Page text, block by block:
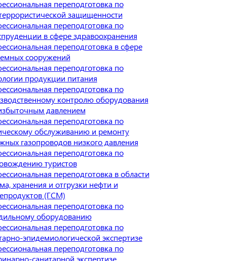
переподготовка по
защищенности
переподготовка по
в сфере здравоохранения
переподготовка в сфере
сооружений
переподготовка по
продукции питания
переподготовка по
контролю оборудования
давлением
переподготовка по
обслуживанию и ремонту
газопроводов низкого давления
переподготовка по
туристов
переподготовка в области
хранения и отгрузки нефти и
(ГСМ)
переподготовка по
оборудованию
переподготовка по
эпидемиологической экспертизе
переподготовка по
санитарной экспертизе